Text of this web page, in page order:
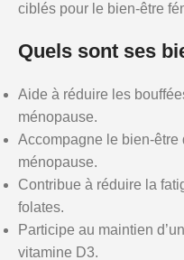
ciblés pour le bien-être
Quels sont ses
Aide à réduire les
ménopause.
Accompagne le bien-être
ménopause.
Contribue à réduire la
folates.
Participe au maintien
vitamine D3.